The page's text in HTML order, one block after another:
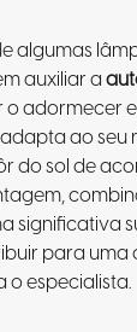
algumas
auxiliar a
o adormecer
ao seu
do sol de
significativa
para uma
o especialista.